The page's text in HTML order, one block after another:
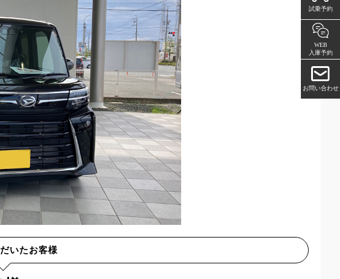
試乗予約
WEB
入庫予約
お問い合わせ
いたお客様